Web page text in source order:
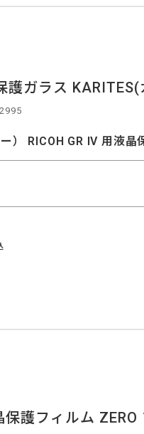
護ガラス
） RICOH GR IV 用液晶
保護フィルム